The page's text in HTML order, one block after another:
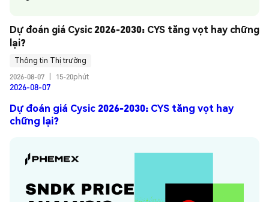
Dự đoán giá Cysic 2026-2030: CYS tăng vọt hay chững
lại?
Thông tin Thị trường
2026-08-07
15-20phút
2026-08-07
Dự đoán giá Cysic 2026-2030: CYS tăng vọt hay
chững lại?